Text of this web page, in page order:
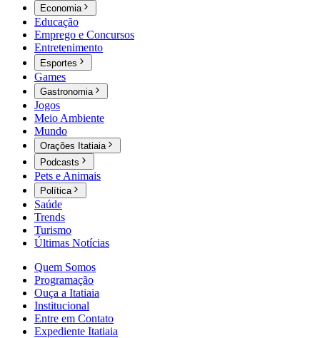
Economia
Educação
Emprego e Concursos
Entretenimento
Esportes
Games
Gastronomia
Jogos
Meio Ambiente
Mundo
Orações Itatiaia
Podcasts
Pets e Animais
Política
Saúde
Trends
Turismo
Últimas Notícias
Quem Somos
Programação
Ouça a Itatiaia
Institucional
Entre em Contato
Expediente Itatiaia